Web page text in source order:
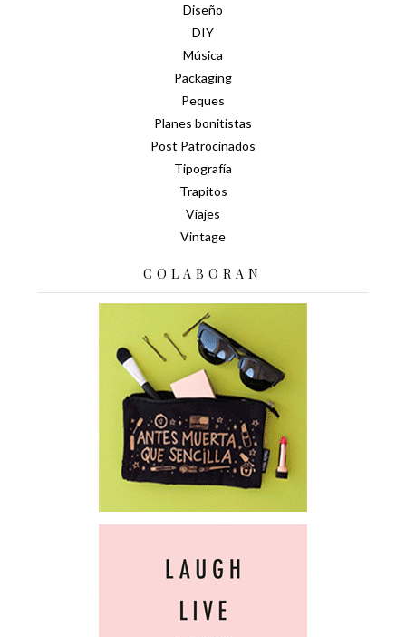
Diseño
DIY
Música
Packaging
Peques
Planes bonitistas
Post Patrocinados
Tipografía
Trapitos
Viajes
Vintage
COLABORAN